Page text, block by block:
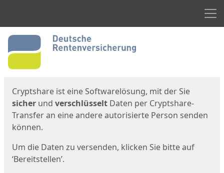
Start
Cryptshare ist eine Softwarelösung, mit der Sie
sicher und verschlüsselt Daten per Cryptshare-
Transfer an eine andere autorisierte Person senden
können.
Um die Daten zu versenden, klicken Sie bitte auf
‘Bereitstellen’.